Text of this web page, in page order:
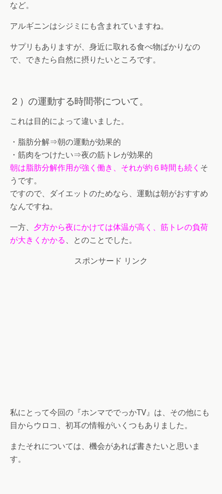
など。
アルギニンはシジミにも含まれていますね。
サプリもありますが、身近に取れる食べ物ばかりなの
で、できたら自然に摂りたいところです。
２）の運動する時間帯について。
これは目的によって違いました。
・脂肪分解⇒朝の運動が効果的
・筋肉をつけたい⇒夜の筋トレが効果的
朝は脂肪分解作用が強く働き、それが約６時間も続く そ
うです。
ですので、ダイエットのためなら、運動は朝がおすすめ
なんですね。
一方、 夕方から夜にかけては体温が高く、筋トレの負荷
が大きくかかる 、とのことでした。
スポンサード リンク
私にとって今回の『ホンマででっかTV』は、その他にも
目からウロコ、初耳の情報がいくつもありました。
またそれについては、機会があれば書きたいと思いま
す。